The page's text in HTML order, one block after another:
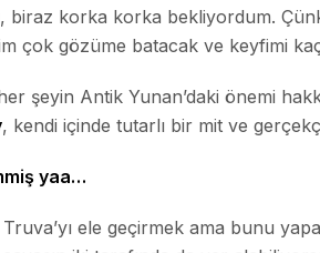
biraz korka korka bekliyordum.
çok gözüme batacak ve keyfimi
şeyin Antik Yunan’daki önemi
, kendi içinde tutarlı bir mit ve
yaa…
Truva’yı ele geçirmek ama bunu